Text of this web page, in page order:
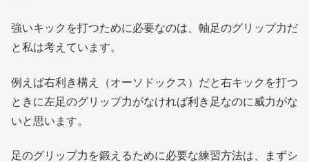
強いキックを打つために必要なのは、軸足のグリップ力だ
と私は考えています。
例えば右利き構え（オーソドックス）だと右キックを打つ
ときに左足のグリップ力がなければ利き足なのに威力がな
いと思います。
足のグリップ力を鍛えるために必要な練習方法は、まずシ